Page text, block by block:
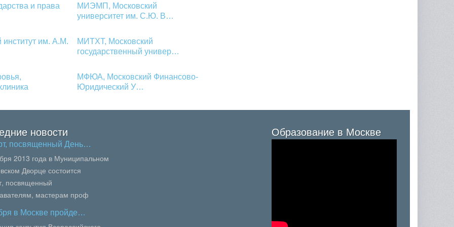
и права
МИЭМП, Московский
университет им. С.Ю. В…
институт им. А.М.
МИТХТ, Московский
государственный универ…
МФЮА, Московский Финансово-
Юридический У…
новости
посвященный День…
2013 года в Муниципальном
Дворце состоится
посвященный
мастерам проф
педагогам колледжей и
сей...
в Москве пройде…
Образование в Москве